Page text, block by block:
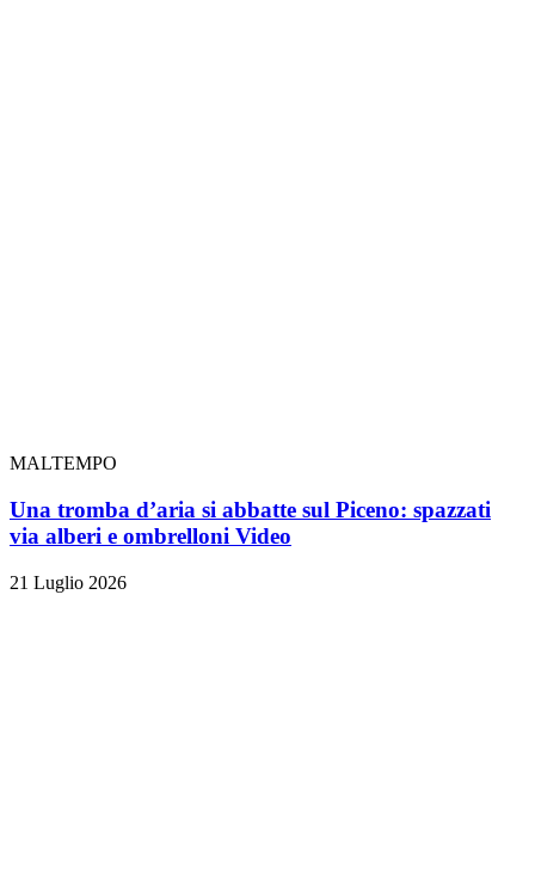
MALTEMPO
Una tromba d’aria si abbatte sul Piceno: spazzati
via alberi e ombrelloni Video
21 Luglio 2026